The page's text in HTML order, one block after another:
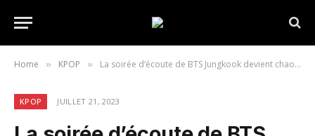
Home » KPOP » La soirée d’écoute de BTS Jungkook devient chaotique alors qu’il enfreint sa propre règle – les fans sont indignés!
KPOP JUILLET 21, 2023